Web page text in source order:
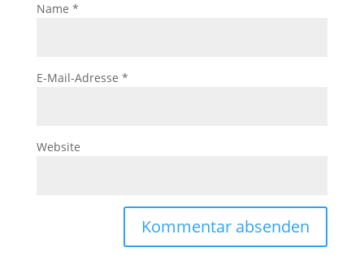
Name *
E-Mail-Adresse *
Website